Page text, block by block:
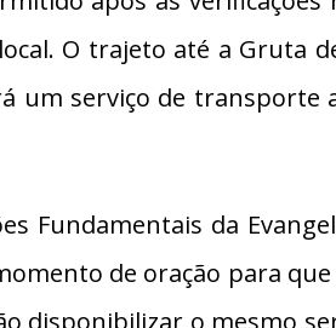
O trajeto até a Gruta
um serviço de transporte
Fundamentais da
de oração para
disponibilizar o mesmo